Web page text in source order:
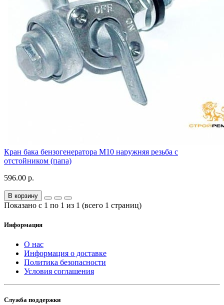
Кран бака бензогенератора М10 наружняя резьба с
отстойником (папа)
596.00 р.
В корзину
Показано с 1 по 1 из 1 (всего 1 страниц)
Информация
О нас
Информация о доставке
Политика безопасности
Условия соглашения
Служба поддержки